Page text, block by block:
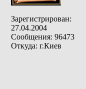
Зарегистрирован:
27.04.2004
Сообщения: 96473
Откуда: г.Киев